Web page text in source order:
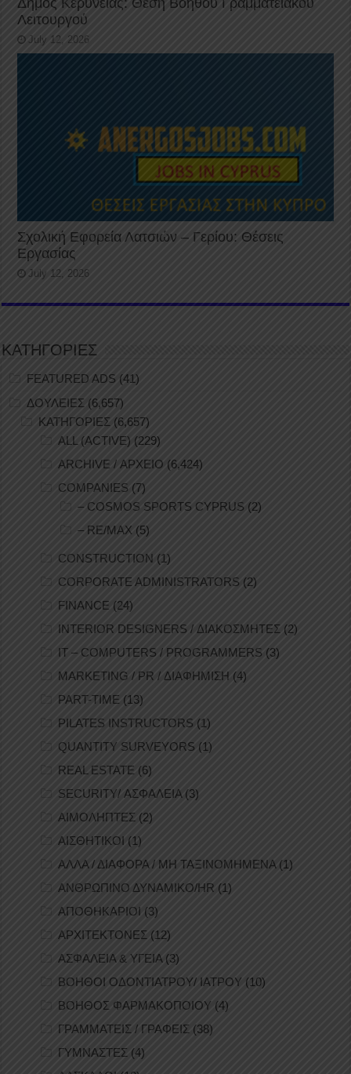
Λειτουργού
July 12, 2026
Σχολική Εφορεία Λατσιών – Γερίου: Θέσεις
Εργασίας
July 12, 2026
ΚΑΤΗΓΟΡΙΕΣ
FEATURED ADS (41)
ΔΟΥΛΕΙΕΣ (6,657)
ΚΑΤΗΓΟΡΙΕΣ (6,657)
ALL (ACTIVE) (229)
ARCHIVE / ΑΡΧΕΙΟ (6,424)
COMPANIES (7)
– COSMOS SPORTS CYPRUS (2)
– RE/MAX (5)
CONSTRUCTION (1)
CORPORATE ADMINISTRATORS (2)
FINANCE (24)
INTERIOR DESIGNERS / ΔΙΑΚΟΣΜΗΤΕΣ (2)
IT – COMPUTERS / PROGRAMMERS (3)
MARKETING / PR / ΔΙΑΦΗΜΙΣΗ (4)
PART-TIME (13)
PILATES INSTRUCTORS (1)
QUANTITY SURVEYORS (1)
REAL ESTATE (6)
SECURITY/ ΑΣΦΑΛΕΙΑ(3)
ΑΙΜΟΛΗΠΤΕΣ (2)
ΑΙΣΘΗΤΙΚΟΙ (1)
ΑΛΛΑ / ΔΙΑΦΟΡΑ / ΜΗ ΤΑΞΙΝΟΜΗΜΕΝΑ(1)
ΑΝΘΡΩΠΙΝΟ ΔΥΝΑΜΙΚΟ/HR (1)
ΑΠΟΘΗΚΑΡΙΟΙ (3)
ΑΡΧΙΤΕΚΤΟΝΕΣ (12)
ΑΣΦΑΛΕΙΑ & ΥΓΕΙΑ(3)
ΒΟΗΘΟΙ ΟΔΟΝΤΙΑΤΡΟΥ/ ΙΑΤΡΟΥ (10)
ΒΟΗΘΟΣ ΦΑΡΜΑΚΟΠΟΙΟΥ (4)
ΓΡΑΜΜΑΤΕΙΣ / ΓΡΑΦΕΙΣ (38)
ΓΥΜΝΑΣΤΕΣ (4)